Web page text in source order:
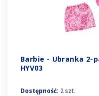
Barbie - Ubranka 2-
HYV03
Dostępność: 2 szt.